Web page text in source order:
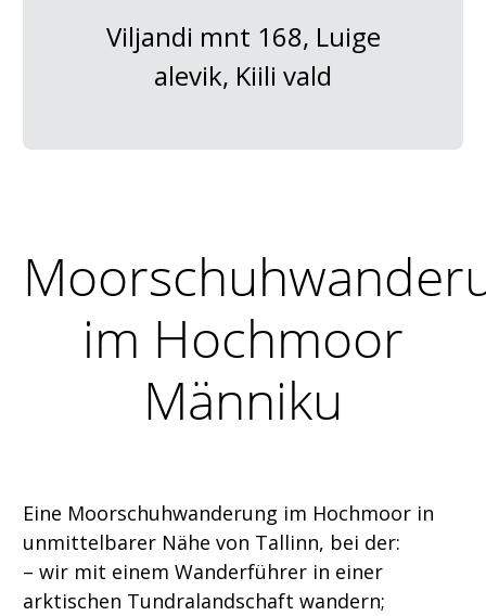
Viljandi mnt 168, Luige
alevik, Kiili vald
im Hochmoor
Männiku
Eine Moorschuhwanderung im Hochmoor in
unmittelbarer Nähe von Tallinn, bei der:
– wir mit einem Wanderführer in einer
arktischen Tundralandschaft wandern;